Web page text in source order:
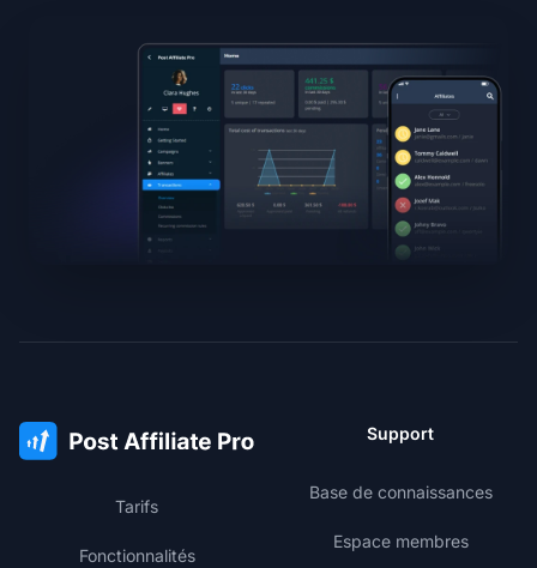
Tarifs
Fonctionnalités
Support
Base de connaissances
Espace membres